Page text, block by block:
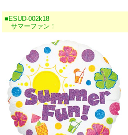
■ESUD-002k18
サマーファン！